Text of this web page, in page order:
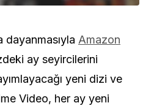
dayanmasıyla Amazon
ay seyircilerini
yeni dizi ve
Video, her ay yeni